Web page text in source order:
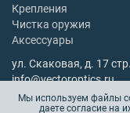
Крепления
Чистка оружия
Аксессуары
ул. Скаковая, д. 17
info@vectoroptics.ru
8 (800) 222-98-82
Мы используем файлы
даете согласие на